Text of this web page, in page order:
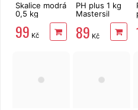
Skalice modrá
0,5 kg
99 Kč
PH plus 1 kg
Mastersil
89 Kč